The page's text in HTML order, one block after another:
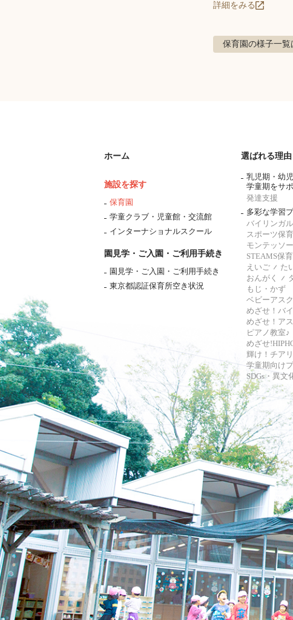
詳細をみる
保育園の様子一覧
ホーム
施設を探す
保育園
学童クラブ・児童館・交流館
インターナショナルスクール
園見学・ご入園・ご利用手続き
園見学・ご入園・ご利用手続き
東京都認証保育所空き状況
選ばれる理由
乳児期・幼児
学童期をサ
発達支援
多彩な学習
バイリンガ
スポーツ保
モンテッソ
STEAMS保
えいご
た
おんがく
もじ・かず
ベビーアスク
めざせ！バ
めざせ！ア
ピアノ教室♪
めざせ
輝け！チア
学童期向け
SDGs・異文